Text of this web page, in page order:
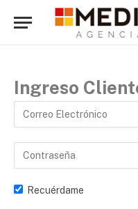
Ingreso
Recuérdame